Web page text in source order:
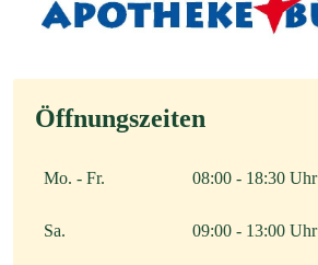
Öffnungszeiten
Mo. - Fr. 08:00 - 18:30 Uhr
Sa. 09:00 - 13:00 Uhr